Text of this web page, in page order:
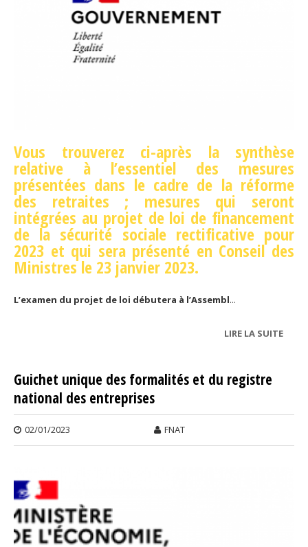
Vous trouverez ci-après la synthèse
relative à l’essentiel des mesures
présentées dans le cadre de la réforme
des retraites ; mesures qui seront
intégrées au projet de loi de financement
de la sécurité sociale rectificative pour
2023 et qui sera présenté en Conseil des
Ministres le 23 janvier 2023.
L’examen du projet de loi débutera à l’Assembl...
LIRE LA SUITEDE
Guichet unique des formalités et du registre
national des entreprises
02/01/2023 FNAT